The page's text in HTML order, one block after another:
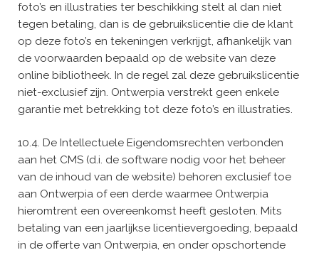
foto’s en illustraties ter beschikking stelt al dan niet
tegen betaling, dan is de gebruikslicentie die de klant
op deze foto’s en tekeningen verkrijgt, afhankelijk van
de voorwaarden bepaald op de website van deze
online bibliotheek. In de regel zal deze gebruikslicentie
niet-exclusief zijn. Ontwerpia verstrekt geen enkele
garantie met betrekking tot deze foto’s en illustraties.
10.4. De Intellectuele Eigendomsrechten verbonden
aan het CMS (d.i. de software nodig voor het beheer
van de inhoud van de website) behoren exclusief toe
aan Ontwerpia of een derde waarmee Ontwerpia
hieromtrent een overeenkomst heeft gesloten. Mits
betaling van een jaarlijkse licentievergoeding, bepaald
in de offerte van Ontwerpia, en onder opschortende